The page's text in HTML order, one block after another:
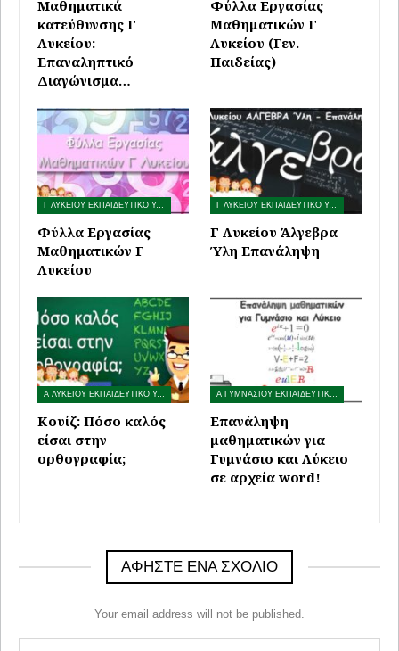
Μαθηματικά
κατεύθυνσης Γ
Λυκείου:
Επαναληπτικό
Διαγώνισμα…
Φύλλα Εργασίας
Μαθηματικών Γ
Λυκείου (Γεν.
Παιδείας)
Γ ΛΥΚΕΙΟΥ ΕΚΠΑΙΔΕΥΤΙΚΟ ΥΛΙΚΟ
Φύλλα Εργασίας
Μαθηματικών Γ
Λυκείου
Γ ΛΥΚΕΙΟΥ ΕΚΠΑΙΔΕΥΤΙΚΟ ΥΛΙΚΟ
Γ Λυκείου Άλγεβρα
Ύλη Επανάληψη
Α ΛΥΚΕΙΟΥ ΕΚΠΑΙΔΕΥΤΙΚΟ ΥΛΙΚΟ
Κουίζ: Πόσο καλός
είσαι στην
ορθογραφία;
Επανάληψη
μαθηματικών για
Γυμνάσιο και Λύκειο
σε αρχεία word!
ΑΦΉΣΤΕ ΈΝΑ ΣΧΌΛΙΟ
Your email address will not be published.